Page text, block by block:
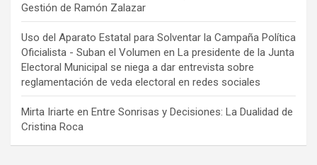
Gestión de Ramón Zalazar
Uso del Aparato Estatal para Solventar la Campaña Política
Oficialista - Suban el Volumen en La presidente de la Junta
Electoral Municipal se niega a dar entrevista sobre
reglamentación de veda electoral en redes sociales
Mirta Iriarte en Entre Sonrisas y Decisiones: La Dualidad de
Cristina Roca